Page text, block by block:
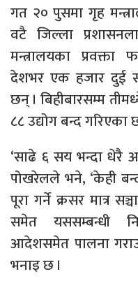
गत २० पुसमा गृह
वटै जिल्ला
मन्त्रालयका प्रवक्ता
देशभर एक हजार दुई
छन् । बिहीबारसम्म
८८ उद्योग बन्द गरिएका
‘साढे ६ सय भन्दा धेरै
पोखरेलले भने, ‘केही
पूरा गर्ने क्रसर मात्र
समेत यससम्बन्धी
आदेशसमेत पालना
भनाइ छ ।